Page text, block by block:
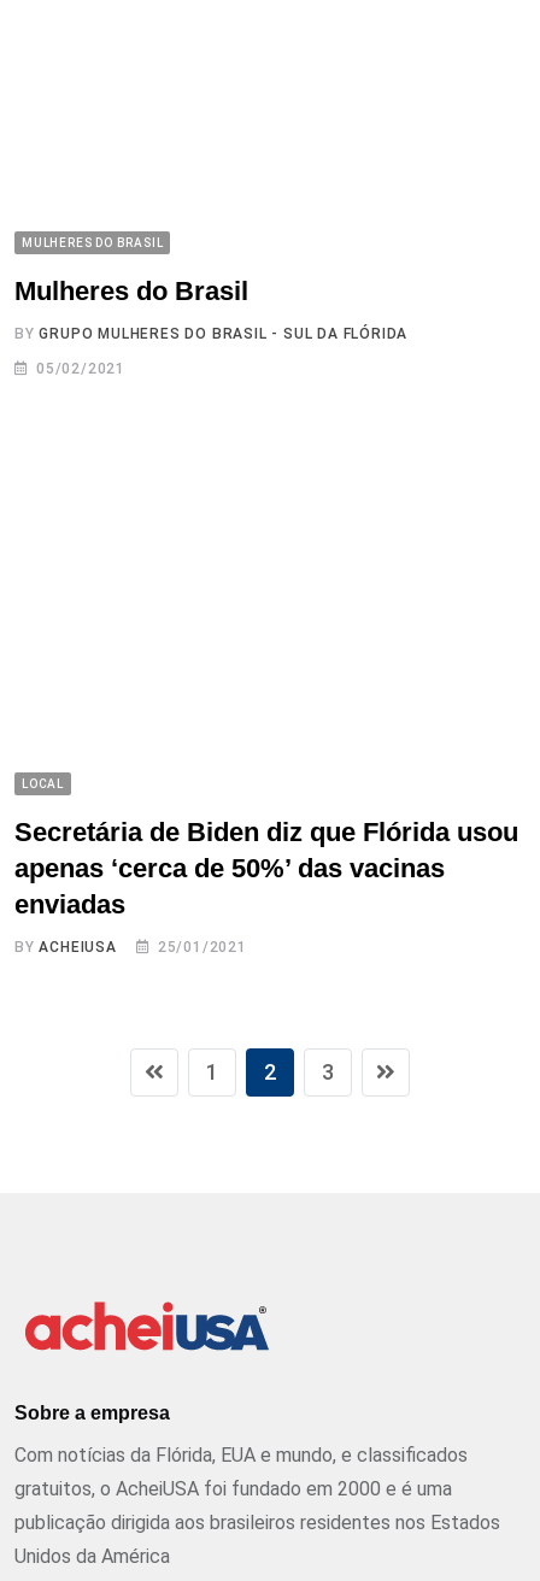
MULHERES DO BRASIL
Mulheres do Brasil
BYGRUPO MULHERES DO BRASIL - SUL DA FLÓRIDA
05/02/2021
LOCAL
Secretária de Biden diz que Flórida usou
apenas ‘cerca de 50%’ das vacinas
enviadas
BYACHEIUSA 25/01/2021
1 2 3
Sobre a empresa
Com notícias da Flórida, EUA e mundo, e classificados
gratuitos, o AcheiUSA foi fundado em 2000 e é uma
publicação dirigida aos brasileiros residentes nos Estados
Unidos da América